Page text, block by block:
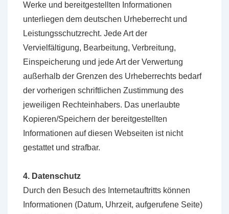
Werke und bereitgestellten Informationen
unterliegen dem deutschen Urheberrecht und
Leistungsschutzrecht. Jede Art der
Vervielfältigung, Bearbeitung, Verbreitung,
Einspeicherung und jede Art der Verwertung
außerhalb der Grenzen des Urheberrechts bedarf
der vorherigen schriftlichen Zustimmung des
jeweiligen Rechteinhabers. Das unerlaubte
Kopieren/Speichern der bereitgestellten
Informationen auf diesen Webseiten ist nicht
gestattet und strafbar.
4. Datenschutz
Durch den Besuch des Internetauftritts können
Informationen (Datum, Uhrzeit, aufgerufene Seite)